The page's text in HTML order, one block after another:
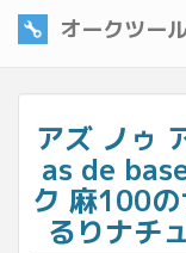
オークツー
アズ ノゥ
as de
ク 麻100
るりナチ